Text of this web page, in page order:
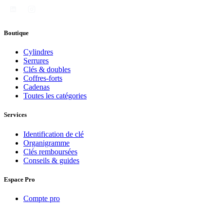
Boutique
Cylindres
Serrures
Clés & doubles
Coffres-forts
Cadenas
Toutes les catégories
Services
Identification de clé
Organigramme
Clés remboursées
Conseils & guides
Espace Pro
Compte pro